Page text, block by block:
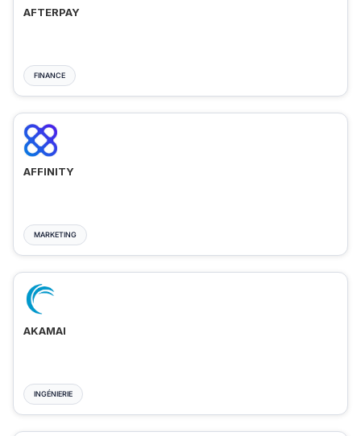
AFTERPAY
FINANCE
AFFINITY
MARKETING
AKAMAI
INGÉNIERIE